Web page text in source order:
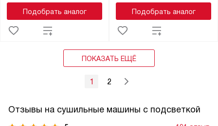
Подобрать аналог Подобрать аналог
ПОКАЗАТЬ ЕЩЁ
1 2
Отзывы на сушильные машины с подсветкой